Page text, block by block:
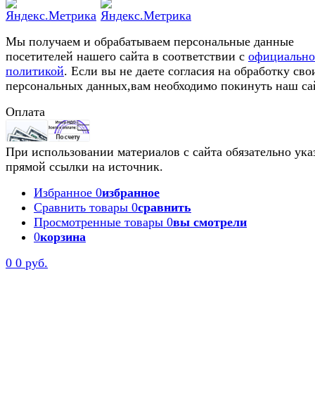
Мы получаем и обрабатываем персональные данные
посетителей нашего сайта в соответствии с
политикой. Если вы не даете согласия на обработку
персональных данных,вам необходимо покинуть наш
Оплата
При использовании материалов с сайта обязательно
прямой ссылки на источник.
Избранное 0избранное
Сравнить товары 0сравнить
Просмотренные товары 0вы смотрели
0корзина
0 0 руб.